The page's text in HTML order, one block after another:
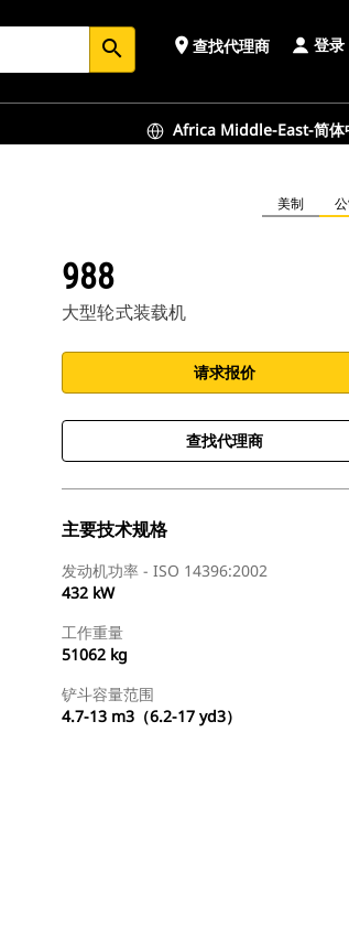
search place 查找代理商 登录
Africa Middle-East-简体
美制
988
大型轮式装载机
请求报价
查找代理商
主要技术规格
发动机功率 - ISO 14396:2002
432 kW
工作重量
51062 kg
铲斗容量范围
4.7-13 m3（6.2-17 yd3）